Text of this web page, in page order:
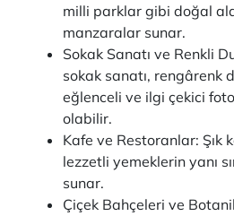
milli parklar gibi doğal
manzaralar sunar.
Sokak Sanatı ve Renkli
sokak sanatı, rengârenk
eğlenceli ve ilgi çekici
olabilir.
Kafe ve Restoranlar: Şık
lezzetli yemeklerin yanı
sunar.
Çiçek Bahçeleri ve